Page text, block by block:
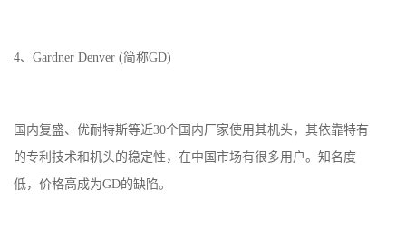
4、Gardner Denver (简称GD)
国内复盛、优耐特斯等近30个国内厂家使用其机头，其依靠特有
的专利技术和机头的稳定性，在中国市场有很多用户。知名度
低，价格高成为GD的缺陷。